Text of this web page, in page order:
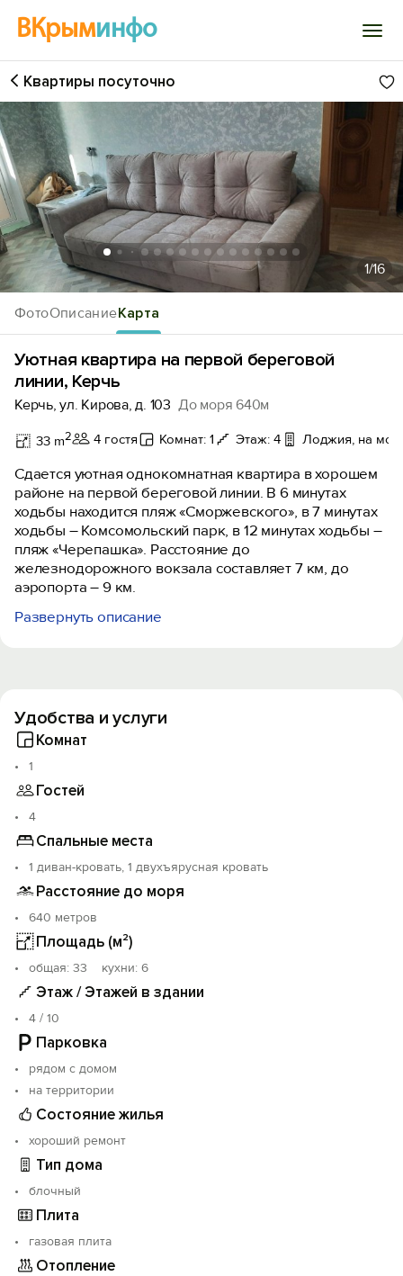
ВКрыминфо
Войти
Избранное
История просмотра
Добавить свой объект
ФотоОписаниеКарта
Квартиры посуточно
1/16
Уютная квартира на первой береговой
линии, Керчь
Керчь, ул. Кирова, д. 103 До моря 640м
33 m2 4 гостя Комнат: 1 Этаж: 4 Лоджия, на
Сдается уютная однокомнатная квартира в хорошем
районе на первой береговой линии. В 6 минутах
ходьбы находится пляж «Сморжевского», в 7 минутах
ходьбы – Комсомольский парк, в 12 минутах ходьбы –
пляж «Черепашка». Расстояние до
железнодорожного вокзала составляет 7 км, до
аэропорта – 9 км.
В квартире сделан ремонт, все есть для комфортного
Сдается от 7 суток. Постельное белье и полотенца
Развернуть описание
Удобства и услуги
Комнат
1
Гостей
4
Спальные места
1 диван-кровать, 1 двухъярусная кровать
Расстояние до моря
640 метров
Площадь (м²)
oбщая: 33 кухни: 6
Этаж / Этажей в здании
4 / 10
Парковка
рядом с домом
на территории
Состояние жилья
хороший ремонт
Тип дома
блочный
Плита
газовая плита
Отопление